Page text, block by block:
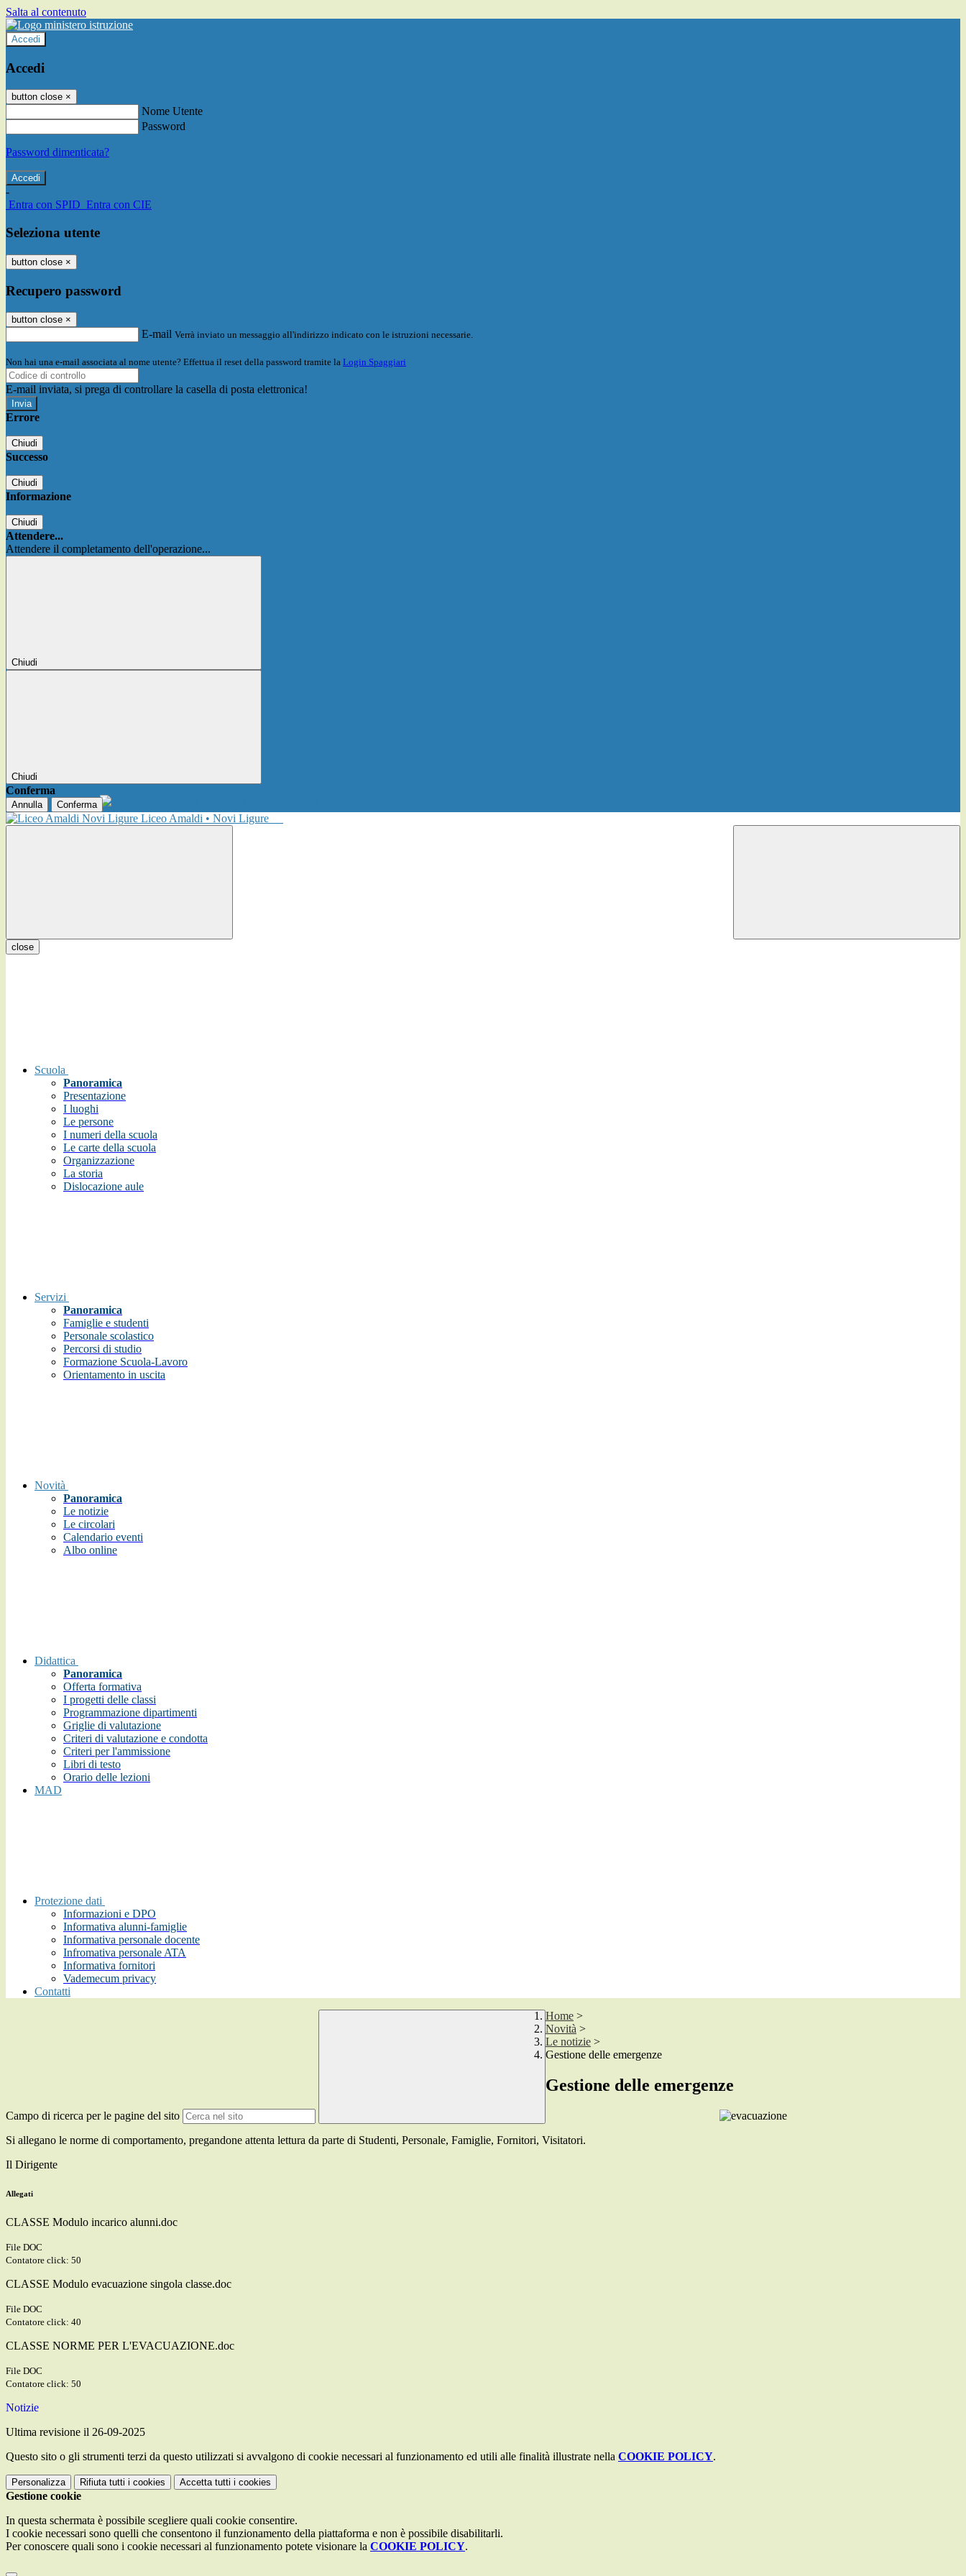
Salta al contenuto
Accedi
Accedi
button close ×
Nome Utente
Password
Password dimenticata?
-
Entra con SPID Entra con CIE
Seleziona utente
button close ×
Recupero password
button close ×
E-mail Verrà inviato un messaggio all'indirizzo indicato con le istruzioni necessarie.
Non hai una e-mail associata al nome utente? Effettua il reset della password tramite la Login Spaggiari
E-mail inviata, si prega di controllare la casella di posta elettronica!
Errore
Chiudi
Successo
Chiudi
Informazione
Chiudi
Attendere...
Attendere il completamento dell'operazione...
Chiudi
Chiudi
Conferma
Annulla Conferma
Liceo Amaldi • Novi Ligure
close
Scuola
Panoramica
Presentazione
I luoghi
Le persone
I numeri della scuola
Le carte della scuola
Organizzazione
La storia
Dislocazione aule
Servizi
Panoramica
Famiglie e studenti
Personale scolastico
Percorsi di studio
Formazione Scuola-Lavoro
Orientamento in uscita
Novità
Panoramica
Le notizie
Le circolari
Calendario eventi
Albo online
Didattica
Panoramica
Offerta formativa
I progetti delle classi
Programmazione dipartimenti
Griglie di valutazione
Criteri di valutazione e condotta
Criteri per l'ammissione
Libri di testo
Orario delle lezioni
MAD
Protezione dati
Informazioni e DPO
Informativa alunni-famiglie
Informativa personale docente
Infromativa personale ATA
Informativa fornitori
Vademecum privacy
Contatti
Campo di ricerca per le pagine del sito
Home >
Novità >
Le notizie >
Gestione delle emergenze
Gestione delle emergenze
Si allegano le norme di comportamento, pregandone attenta lettura da parte di Studenti, Personale, Famiglie, Fornitori, Visitatori.
Il Dirigente
Allegati
CLASSE Modulo incarico alunni.doc
File DOC
Contatore click: 50
CLASSE Modulo evacuazione singola classe.doc
File DOC
Contatore click: 40
CLASSE NORME PER L'EVACUAZIONE.doc
File DOC
Contatore click: 50
Notizie
Ultima revisione il 26-09-2025
Questo sito o gli strumenti terzi da questo utilizzati si avvalgono di cookie necessari al funzionamento ed utili alle finalità illustrate nella COOKIE POLICY.
Personalizza Rifiuta tutti i cookies Accetta tutti i cookies
Gestione cookie
In questa schermata è possibile scegliere quali cookie consentire.
I cookie necessari sono quelli che consentono il funzionamento della piattaforma e non è possibile disabilitarli.
Per conoscere quali sono i cookie necessari al funzionamento potete visionare la COOKIE POLICY.